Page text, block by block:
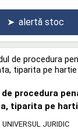
➤ alertă stoc
procedura
tiparita pe
UNIVERSUL JURIDIC